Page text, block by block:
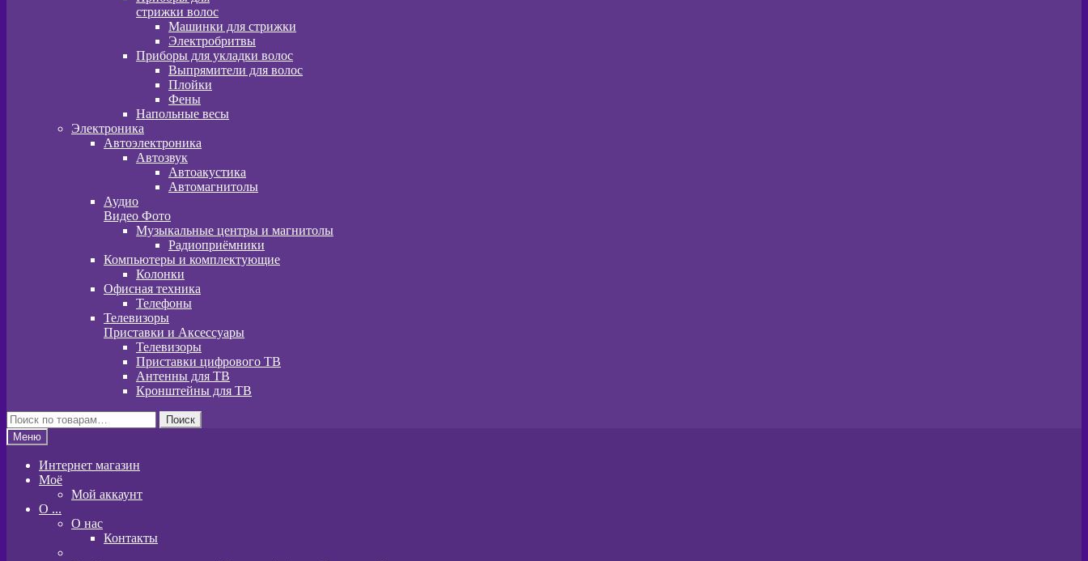
стрижки волос
Машинки для стрижки
Электробритвы
Приборы для укладки волос
Выпрямители для волос
Плойки
Фены
Напольные весы
Электроника
Автоэлектроника
Автозвук
Автоакустика
Автомагнитолы
Аудио
Видео Фото
Музыкальные центры и магнитолы
Радиоприёмники
Компьютеры и комплектующие
Колонки
Офисная техника
Телефоны
Телевизоры
Приставки и Аксессуары
Телевизоры
Приставки цифрового ТВ
Антенны для ТВ
Кронштейны для ТВ
Искать:
Поиск
Меню
Интернет магазин
Моё
Мой аккаунт
O ...
О нас
Контакты